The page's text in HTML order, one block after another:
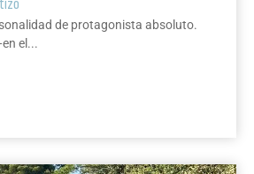
de protagonista absoluto.
el...